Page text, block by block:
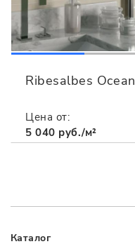
Ribesalbes Ocean
Цена от:
5 040 руб./м²
Каталог